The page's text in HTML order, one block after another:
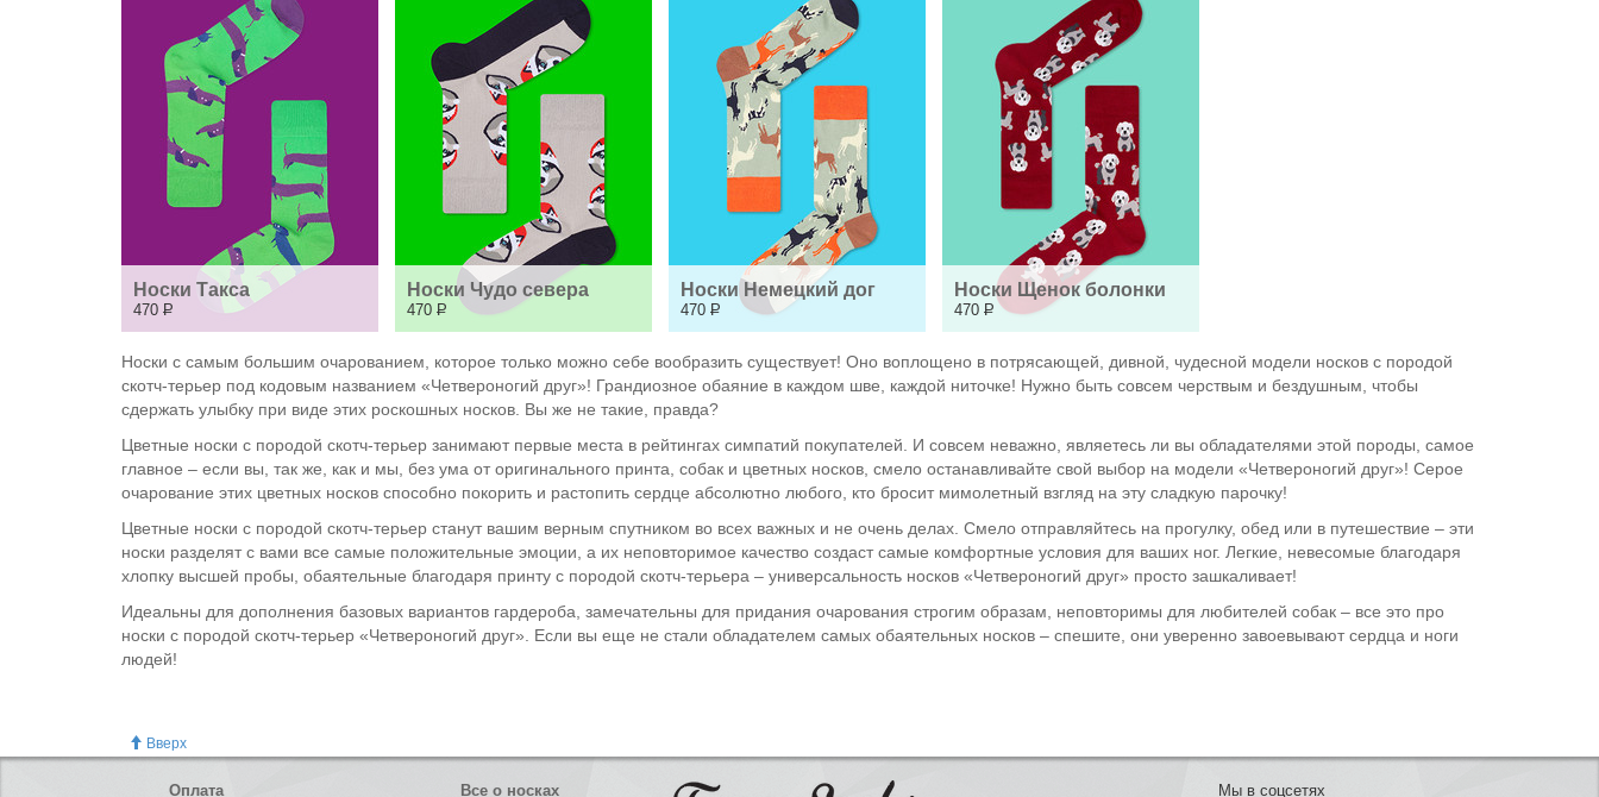
Носки Такса
470 Р
Носки Чудо севера
470 Р
Носки Немецкий дог
470 Р
Носки Щенок болонки
470 Р
Носки с самым большим очарованием, которое только можно себе вообразить существует! Оно воплощено в потрясающей, дивной, чудесной модели носков с породой
скотч-терьер под кодовым названием «Четвероногий друг»! Грандиозное обаяние в каждом шве, каждой ниточке! Нужно быть совсем черствым и бездушным, чтобы
сдержать улыбку при виде этих роскошных носков. Вы же не такие, правда?
Цветные носки с породой скотч-терьер занимают первые места в рейтингах симпатий покупателей. И совсем неважно, являетесь ли вы обладателями этой породы, самое
главное – если вы, так же, как и мы, без ума от оригинального принта, собак и цветных носков, смело останавливайте свой выбор на модели «Четвероногий друг»! Серое
очарование этих цветных носков способно покорить и растопить сердце абсолютно любого, кто бросит мимолетный взгляд на эту сладкую парочку!
Цветные носки с породой скотч-терьер станут вашим верным спутником во всех важных и не очень делах. Смело отправляйтесь на прогулку, обед или в путешествие – эти
носки разделят с вами все самые положительные эмоции, а их неповторимое качество создаст самые комфортные условия для ваших ног. Легкие, невесомые благодаря
хлопку высшей пробы, обаятельные благодаря принту с породой скотч-терьера – универсальность носков «Четвероногий друг» просто зашкаливает!
Идеальны для дополнения базовых вариантов гардероба, замечательны для придания очарования строгим образам, неповторимы для любителей собак – все это про
носки с породой скотч-терьер «Четвероногий друг». Если вы еще не стали обладателем самых обаятельных носков – спешите, они уверенно завоевывают сердца и ноги
людей!
Вверх
Оплата Все о носках Мы в соцсетях